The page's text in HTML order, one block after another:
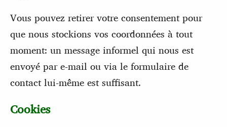
Vous pouvez retirer votre consentement pour
que nous stockions vos coordonnées à tout
moment: un message informel qui nous est
envoyé par e-mail ou via le formulaire de
contact lui-même est suffisant.
Cookies